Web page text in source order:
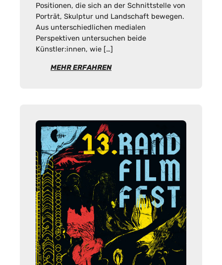
Positionen, die sich an der Schnittstelle von
Porträt, Skulptur und Landschaft bewegen.
Aus unterschiedlichen medialen
Perspektiven untersuchen beide
Künstler:innen, wie […]
MEHR ERFAHREN